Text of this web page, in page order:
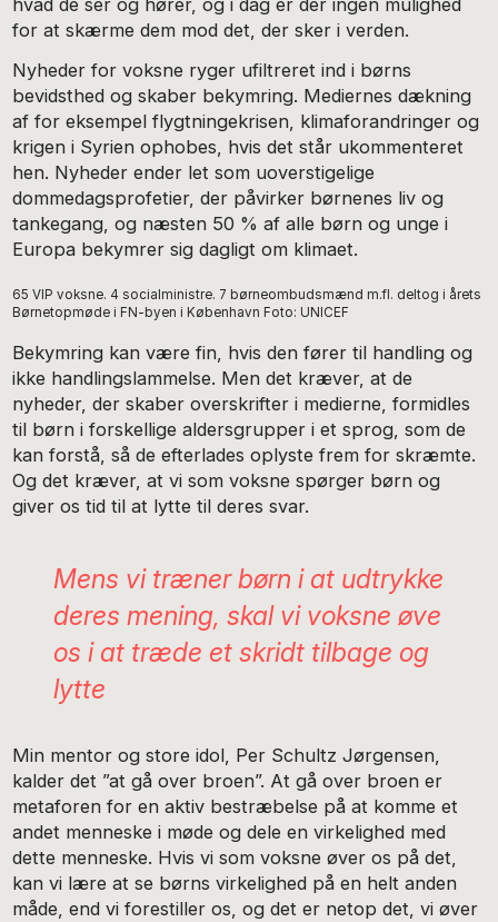
for at skærme dem mod det, der sker i verden.
Nyheder for voksne ryger ufiltreret ind i børns
bevidsthed og skaber bekymring. Mediernes dækning
af for eksempel flygtningekrisen, klimaforandringer og
krigen i Syrien ophobes, hvis det står ukommenteret
hen. Nyheder ender let som uoverstigelige
dommedagsprofetier, der påvirker børnenes liv og
tankegang, og næsten 50 % af alle børn og unge i
Europa bekymrer sig dagligt om klimaet.
65 VIP voksne. 4 socialministre. 7 børneombudsmænd m.fl. deltog i årets
Børnetopmøde i FN-byen i København Foto: UNICEF
Bekymring kan være fin, hvis den fører til handling og
ikke handlingslammelse. Men det kræver, at de
nyheder, der skaber overskrifter i medierne, formidles
til børn i forskellige aldersgrupper i et sprog, som de
kan forstå, så de efterlades oplyste frem for skræmte.
Og det kræver, at vi som voksne spørger børn og
giver os tid til at lytte til deres svar.
Mens vi træner børn i at udtrykke
deres mening, skal vi voksne øve
os i at træde et skridt tilbage og
lytte
Min mentor og store idol, Per Schultz Jørgensen,
kalder det ”at gå over broen”. At gå over broen er
metaforen for en aktiv bestræbelse på at komme et
andet menneske i møde og dele en virkelighed med
dette menneske. Hvis vi som voksne øver os på det,
kan vi lære at se børns virkelighed på en helt anden
måde, end vi forestiller os, og det er netop det, vi øver